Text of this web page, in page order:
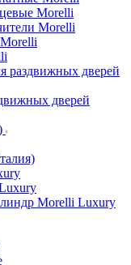
Morelli
Morelli
раздвижных дверей
дверей
Morelli Luxury